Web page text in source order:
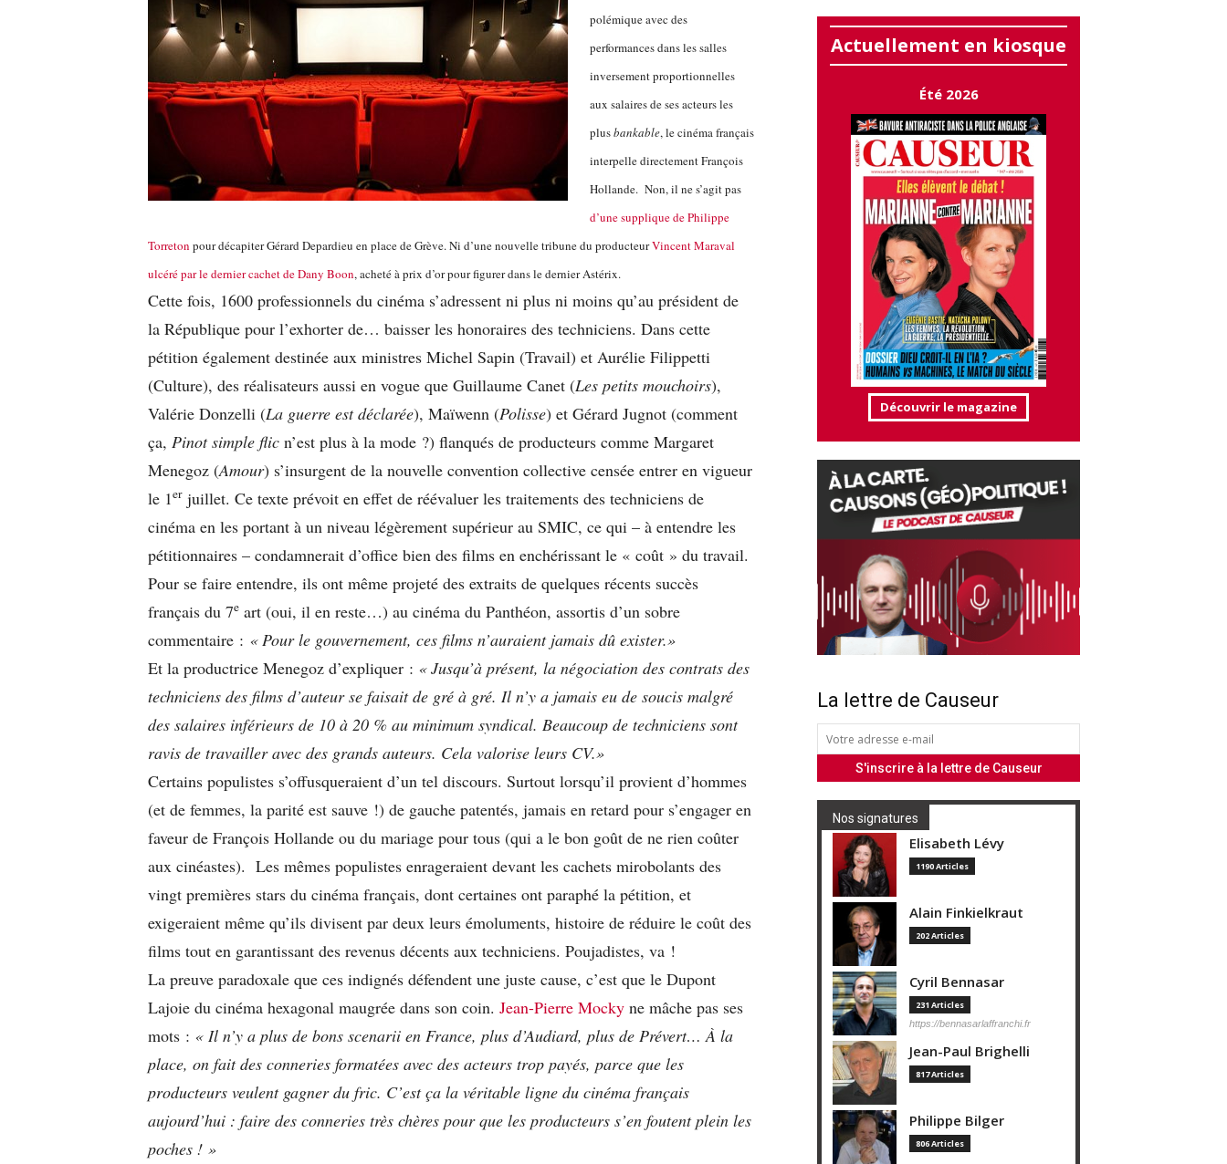
polémique avec des
performances dans les salles
inversement proportionnelles
aux salaires de ses acteurs les
plusbankable, le cinéma français
interpelle directement François
Hollande. Non, il ne s’agit pas
d’une supplique de Philippe
Torreton pour décapiter Gérard Depardieu en place de Grève. Ni d’une nouvelle tribune du producteurVincent Maraval
ulcéré par le dernier cachet de Dany Boon, acheté à prix d’or pour figurer dans le dernier Astérix.
Cette fois, 1600 professionnels du cinéma s’adressent ni plus ni moins qu’au président de
la République pour l’exhorter de… baisser les honoraires des techniciens. Dans cette
pétition également destinée aux ministres Michel Sapin (Travail) et Aurélie Filippetti
(Culture), des réalisateurs aussi en vogue que Guillaume Canet (Les petits mouchoirs),
Valérie Donzelli (La guerre est déclarée), Maïwenn (Polisse) et Gérard Jugnot (comment
ça, Pinot simple flic n’est plus à la mode ?) flanqués de producteurs comme Margaret
Menegoz (Amour) s’insurgent de la nouvelle convention collective censée entrer en vigueur
le 1er juillet. Ce texte prévoit en effet de réévaluer les traitements des techniciens de
cinéma en les portant à un niveau légèrement supérieur au SMIC, ce qui – à entendre les
pétitionnaires – condamnerait d’office bien des films en enchérissant le « coût » du travail.
Pour se faire entendre, ils ont même projeté des extraits de quelques récents succès
français du 7e art (oui, il en reste…) au cinéma du Panthéon, assortis d’un sobre
commentaire : « Pour le gouvernement, ces films n’auraient jamais dû exister.»
Et la productrice Menegoz d’expliquer : « Jusqu’à présent, la négociation des contrats des
techniciens des films d’auteur se faisait de gré à gré. Il n’y a jamais eu de soucis malgré
des salaires inférieurs de 10 à 20 % au minimum syndical. Beaucoup de techniciens sont
ravis de travailler avec des grands auteurs. Cela valorise leurs CV.»
Certains populistes s’offusqueraient d’un tel discours. Surtout lorsqu’il provient d’hommes
(et de femmes, la parité est sauve !) de gauche patentés, jamais en retard pour s’engager en
faveur de François Hollande ou du mariage pour tous (qui a le bon goût de ne rien coûter
aux cinéastes). Les mêmes populistes enrageraient devant les cachets mirobolants des
vingt premières stars du cinéma français, dont certaines ont paraphé la pétition, et
exigeraient même qu’ils divisent par deux leurs émoluments, histoire de réduire le coût des
films tout en garantissant des revenus décents aux techniciens. Poujadistes, va !
La preuve paradoxale que ces indignés défendent une juste cause, c’est que le Dupont
Lajoie du cinéma hexagonal maugrée dans son coin. Jean-Pierre Mocky ne mâche pas ses
mots : « Il n’y a plus de bons scenarii en France, plus d’Audiard, plus de Prévert… À la
place, on fait des conneries formatées avec des acteurs trop payés, parce que les
producteurs veulent gagner du fric. C’est ça la véritable ligne du cinéma français
aujourd’hui : faire des conneries très chères pour que les producteurs s’en foutent plein les
poches ! »
Actuellement en kiosque
Été 2026
Découvrir le magazine
La lettre de Causeur
Nos signatures
Elisabeth Lévy
1190 Articles
Alain Finkielkraut
202 Articles
Cyril Bennasar
231 Articles
https://bennasarlaffranchi.fr
Jean-Paul Brighelli
817 Articles
Philippe Bilger
806 Articles